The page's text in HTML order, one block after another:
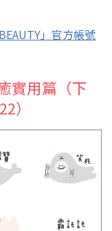
」官方帳號
實用篇（下
）